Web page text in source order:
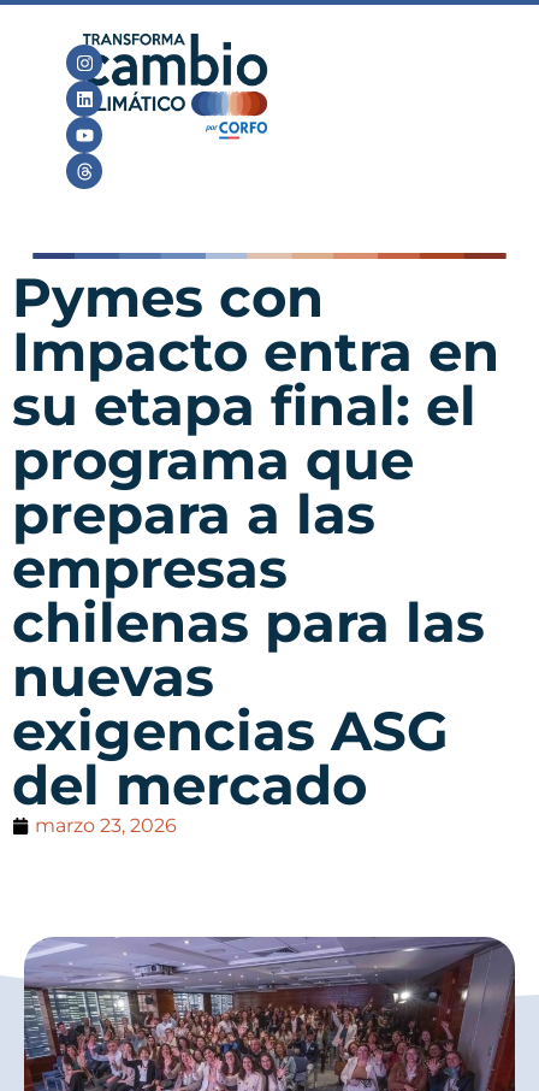
Pymes con
Impacto entra en
su etapa final: el
programa que
prepara a las
empresas
chilenas para las
nuevas
exigencias ASG
del mercado
marzo 23, 2026